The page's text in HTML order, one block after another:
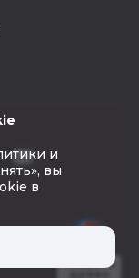
и
вы
в
Создать